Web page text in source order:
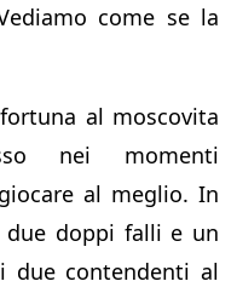
come se la
al moscovita
nei momenti
al meglio. In
due doppi falli e un
due contendenti al